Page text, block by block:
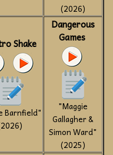
(2026)
Shake
Barnfield"
Dangerous
Games
"Maggie
Gallagher &
Simon Ward"
(2025)